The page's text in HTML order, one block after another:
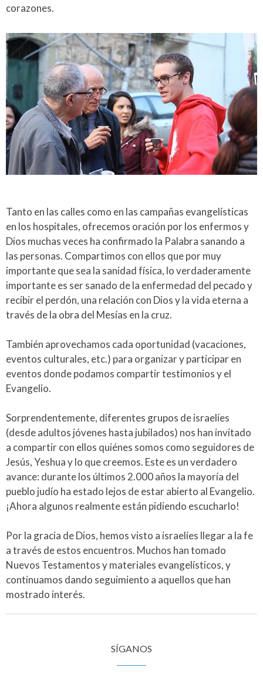
corazones.
Tanto en las calles como en las campañas evangelísticas
en los hospitales, ofrecemos oración por los enfermos y
Dios muchas veces ha confirmado la Palabra sanando a
las personas. Compartimos con ellos que por muy
importante que sea la sanidad física, lo verdaderamente
importante es ser sanado de la enfermedad del pecado y
recibir el perdón, una relación con Dios y la vida eterna a
través de la obra del Mesías en la cruz.
También aprovechamos cada oportunidad (vacaciones,
eventos culturales, etc.) para organizar y participar en
eventos donde podamos compartir testimonios y el
Evangelio.​
Sorprendentemente, diferentes grupos de israelíes
(desde adultos jóvenes hasta jubilados) nos han invitado
a compartir con ellos quiénes somos como seguidores de
Jesús, Yeshua y lo que creemos. Este es un verdadero
avance: durante los últimos 2.000 años la mayoría del
pueblo judío ha estado lejos de estar abierto al Evangelio.
¡Ahora algunos realmente están pidiendo escucharlo!
Por la gracia de Dios, hemos visto a israelíes llegar a la fe
a través de estos encuentros. Muchos han tomado
Nuevos Testamentos y materiales evangelísticos, y
continuamos dando seguimiento a aquellos que han
mostrado interés.
SÍGANOS